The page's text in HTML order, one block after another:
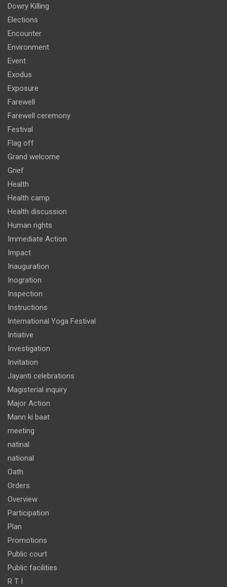
Dowry Killing
Elections
Encounter
Environment
Event
Exodus
Exposure
Farewell
Farewell ceremony
Festival
Flag off
Grand welcome
Grief
Health
Health camp
Health discussion
Human rights
Immediate Action
Impact
Inauguration
Inogration
Inspection
Instructions
International Yoga Festival
Intiative
Investigation
Invitation
Jayanti celebrations
Magisterial inquiry
Major Action
Mann ki baat
meeting
natinal
national
Oath
Orders
Overview
Participation
Plan
Promotions
Public court
Public facilities
R T I